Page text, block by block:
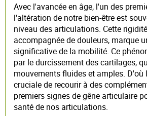
Avec l'avancée en âge, l'un des
l'altération de notre bien-être est
niveau des articulations. Cette
accompagnée de douleurs, marque
significative de la mobilité. Ce
par le durcissement des cartilages,
mouvements fluides et amples. D'où
cruciale de recourir à des
premiers signes de gêne articulaire
santé de nos articulations.